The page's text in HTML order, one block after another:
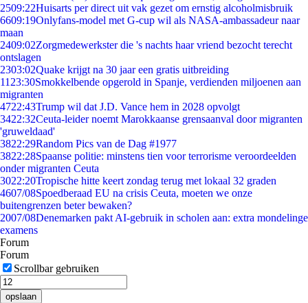
2509:22Huisarts per direct uit vak gezet om ernstig alcoholmisbruik
6609:19Onlyfans-model met G-cup wil als NASA-ambassadeur naar
maan
2409:02Zorgmedewerkster die 's nachts haar vriend bezocht terecht
ontslagen
2303:02Quake krijgt na 30 jaar een gratis uitbreiding
11 23:30Smokkelbende opgerold in Spanje, verdienden miljoenen aan
migranten
4722:43Trump wil dat J.D. Vance hem in 2028 opvolgt
3422:32Ceuta-leider noemt Marokkaanse grensaanval door migranten
'gruweldaad'
3822:29Random Pics van de Dag #1977
3822:28Spaanse politie: minstens tien voor terrorisme veroordeelden
onder migranten Ceuta
3022:20Tropische hitte keert zondag terug met lokaal 32 graden
4607/08Spoedberaad EU na crisis Ceuta, moeten we onze
buitengrenzen beter bewaken?
2007/08Denemarken pakt AI-gebruik in scholen aan: extra mondelinge
examens
Forum
Forum
Scrollbar gebruiken
opslaan